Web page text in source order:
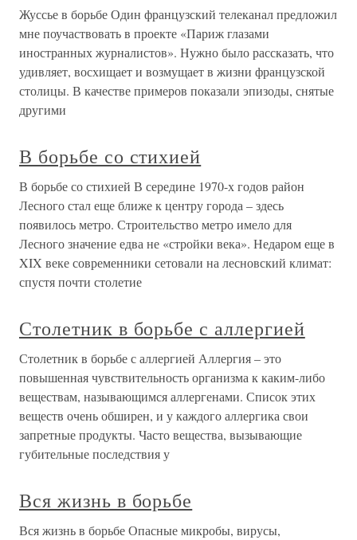
Жуссье в борьбе Один французский телеканал предложил
мне поучаствовать в проекте «Париж глазами
иностранных журналистов». Нужно было рассказать, что
удивляет, восхищает и возмущает в жизни французской
столицы. В качестве примеров показали эпизоды, снятые
другими
В борьбе со стихией
В борьбе со стихией В середине 1970-х годов район
Лесного стал еще ближе к центру города – здесь
появилось метро. Строительство метро имело для
Лесного значение едва не «стройки века». Недаром еще в
XIX веке современники сетовали на лесновский климат:
спустя почти столетие
Столетник в борьбе с аллергией
Столетник в борьбе с аллергией Аллергия – это
повышенная чувствительность организма к каким-либо
веществам, называющимся аллергенами. Список этих
веществ очень обширен, и у каждого аллергика свои
запретные продукты. Часто вещества, вызывающие
губительные последствия у
Вся жизнь в борьбе
Вся жизнь в борьбе Опасные микробы, вирусы,